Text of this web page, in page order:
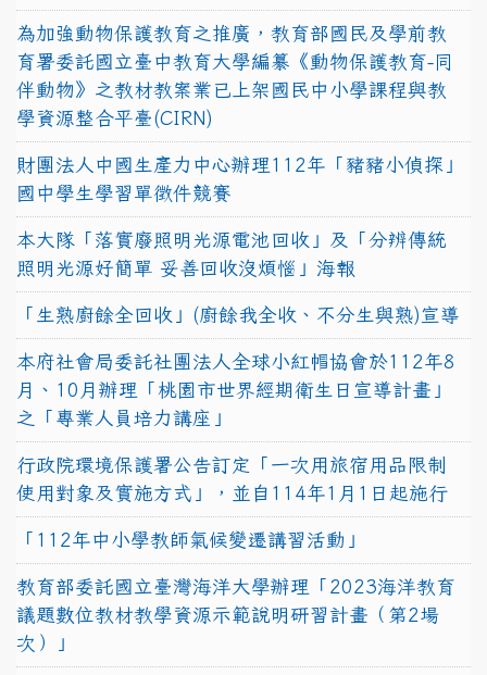
為加強動物保護教育之推廣，教育部國民及學前教
育署委託國立臺中教育大學編纂《動物保護教育-同
伴動物》之教材教案業已上架國民中小學課程與教
學資源整合平臺(CIRN)
財團法人中國生產力中心辦理112年「豬豬小偵探」
國中學生學習單徵件競賽
本大隊「落實廢照明光源電池回收」及「分辨傳統
照明光源好簡單 妥善回收沒煩惱」海報
「生熟廚餘全回收」(廚餘我全收、不分生與熟)宣導
本府社會局委託社團法人全球小紅帽協會於112年8
月、10月辦理「桃園市世界經期衛生日宣導計畫」
之「專業人員培力講座」
行政院環境保護署公告訂定「一次用旅宿用品限制
使用對象及實施方式」，並自114年1月1日起施行
「112年中小學教師氣候變遷講習活動」
教育部委託國立臺灣海洋大學辦理「2023海洋教育
議題數位教材教學資源示範說明研習計畫（第2場
次）」